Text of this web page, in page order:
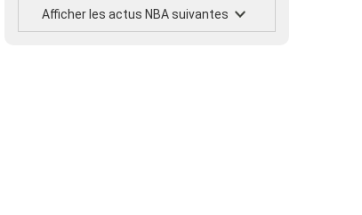
Afficher les actus NBA suivantes